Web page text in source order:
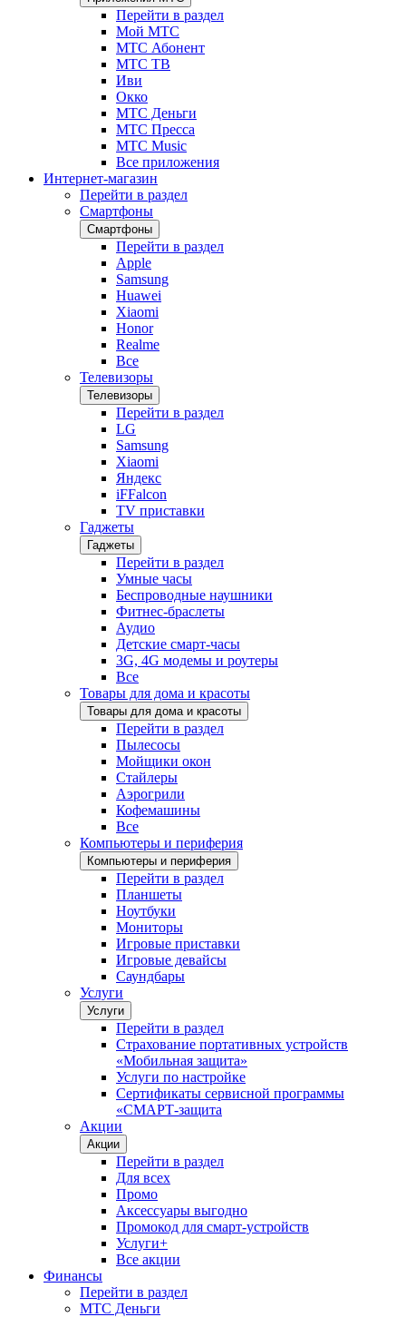
Перейти в раздел
Мой МТС
МТС Абонент
МТС ТВ
Иви
Окко
МТС Деньги
МТС Пресса
МТС Music
Все приложения
Интернет-магазин
Перейти в раздел
Смартфоны
Смартфоны
Перейти в раздел
Apple
Samsung
Huawei
Xiaomi
Honor
Realme
Все
Телевизоры
Телевизоры
Перейти в раздел
LG
Samsung
Xiaomi
Яндекс
iFFalcon
TV приставки
Гаджеты
Гаджеты
Перейти в раздел
Умные часы
Беспроводные наушники
Фитнес-браслеты
Аудио
Детские смарт-часы
3G, 4G модемы и роутеры
Все
Товары для дома и красоты
Товары для дома и красоты
Перейти в раздел
Пылесосы
Мойщики окон
Стайлеры
Аэрогрили
Кофемашины
Все
Компьютеры и периферия
Компьютеры и периферия
Перейти в раздел
Планшеты
Ноутбуки
Мониторы
Игровые приставки
Игровые девайсы
Саундбары
Услуги
Услуги
Перейти в раздел
Страхование портативных устройств
«Мобильная защита»
Услуги по настройке
Сертификаты сервисной программы
«СМАРТ-защита
Акции
Акции
Перейти в раздел
Для всех
Промо
Аксессуары выгодно
Промокод для смарт-устройств
Услуги+
Все акции
Финансы
Перейти в раздел
МТС Деньги